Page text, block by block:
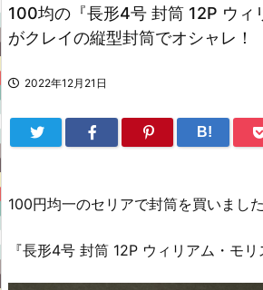
100均の『長形4号 封筒 12P ウィ
がクレイの縦型封筒でオシャレ！
2022年12月21日
B!
100円均一のセリアで封筒を買いました
『長形4号 封筒 12P ウィリアム・モリ